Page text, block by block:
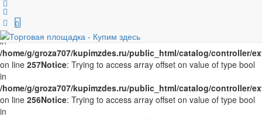
Notice
/home/g/groza707/kupimzdes.ru/public_html/catalog/controller/
on line
in
/home/g/groza707/kupimzdes.ru/public_html/catalog/controller/
on line 257Notice: Trying to access array offset on value of type bool
in
/home/g/groza707/kupimzdes.ru/public_html/catalog/controller/
on line 256Notice: Trying to access array offset on value of type bool
in
0